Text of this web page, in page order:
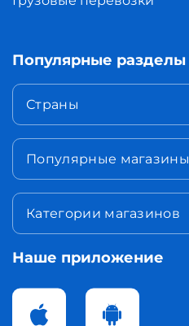
Популярные разделы
Страны
Популярные магазины
Категории магазинов
Наше приложение